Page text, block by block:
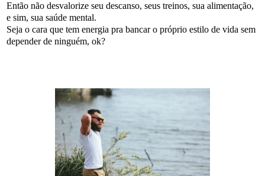
Então não desvalorize seu descanso, seus treinos, sua alimentação,
e sim, sua saúde mental.
Seja o cara que tem energia pra bancar o próprio estilo de vida sem
depender de ninguém, ok?